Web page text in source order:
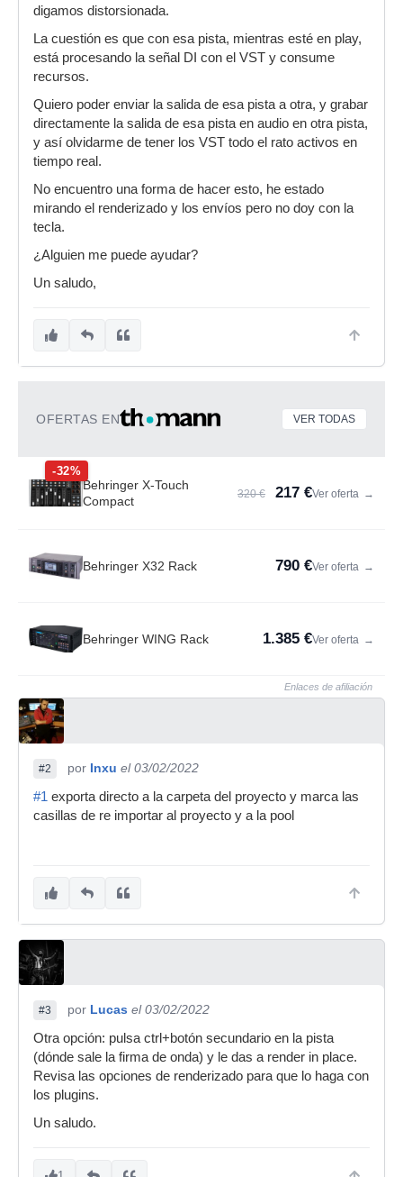
digamos distorsionada.
La cuestión es que con esa pista, mientras esté en play,
está procesando la señal DI con el VST y consume
recursos.
Quiero poder enviar la salida de esa pista a otra, y grabar
directamente la salida de esa pista en audio en otra pista,
y así olvidarme de tener los VST todo el rato activos en
tiempo real.
No encuentro una forma de hacer esto, he estado
mirando el renderizado y los envíos pero no doy con la
tecla.
¿Alguien me puede ayudar?
Un saludo,
OFERTAS EN VER TODAS
-32%
Behringer X-Touch
Compact
320 € 217 €Ver oferta →
Behringer X32 Rack 790 €Ver oferta →
Behringer WING Rack 1.385 €Ver oferta →
Enlaces de afiliación
#2 por Inxu el 03/02/2022
#1 exporta directo a la carpeta del proyecto y marca las
casillas de re importar al proyecto y a la pool
#3 por Lucas el 03/02/2022
Otra opción: pulsa ctrl+botón secundario en la pista
(dónde sale la firma de onda) y le das a render in place.
Revisa las opciones de renderizado para que lo haga con
los plugins.
Un saludo.